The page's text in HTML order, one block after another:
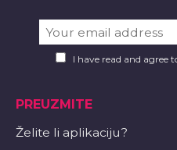
I have read and agree
PREUZMITE
Želite li aplikaciju?